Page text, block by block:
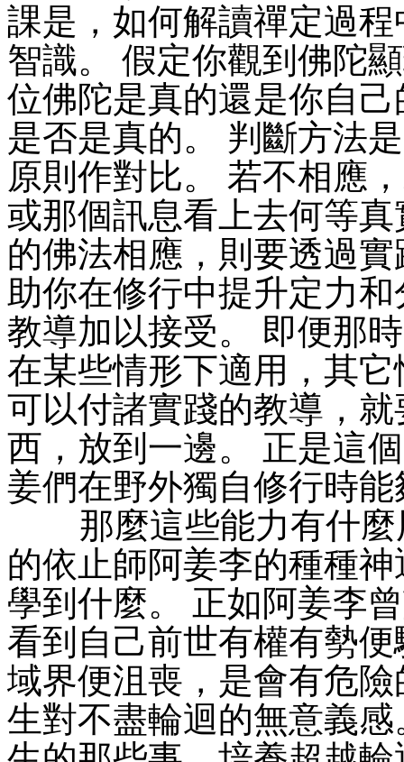
課是，如何解讀禪定過
智識。 假定你觀到佛陀
位佛陀是真的還是你自
是否是真的。 判斷方法
原則作對比。 若不相應
或那個訊息看上去何等
的佛法相應，則要透過
助你在修行中提升定力
教導加以接受。 即便那
在某些情形下適用，其
可以付諸實踐的教導，
西，放到一邊。 正是這
姜們在野外獨自修行時
那麼這些能力有什麼
的依止師阿姜李的種種
學到什麼。 正如阿姜李
看到自己前世有權有勢
域界便沮喪，是會有危
生對不盡輪迴的無意義